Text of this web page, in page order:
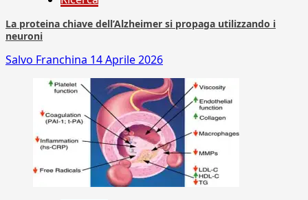
La proteina chiave dell’Alzheimer si propaga utilizzando i
neuroni
Salvo Franchina 14 Aprile 2026